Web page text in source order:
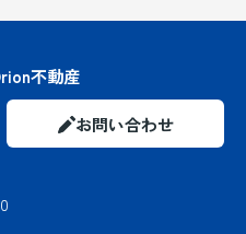
不動産
お問い合わせ